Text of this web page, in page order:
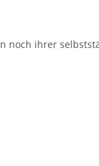
noch ihrer